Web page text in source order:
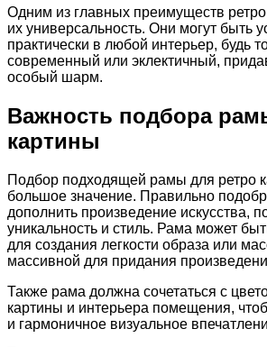
Одним из главных преимуществ
их универсальность. Они могут быть
практически в любой интерьер, будь
современный или эклектичный,
особый шарм.
Важность подбора
картины
Подбор подходящей рамы для ретро
большое значение. Правильно
дополнить произведение искусства,
уникальность и стиль. Рама может
для создания легкости образа или
массивной для придания
Также рама должна сочетаться с
картины и интерьера помещения,
и гармоничное визуальное